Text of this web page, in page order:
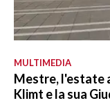
MULTIMEDIA
Mestre, l'estate
Klimt e la sua